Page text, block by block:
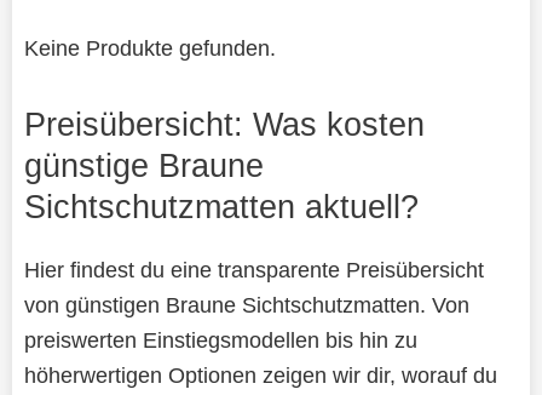
Keine Produkte gefunden.
Preisübersicht: Was kosten
günstige Braune
Sichtschutzmatten aktuell?
Hier findest du eine transparente Preisübersicht
von günstigen Braune Sichtschutzmatten. Von
preiswerten Einstiegsmodellen bis hin zu
höherwertigen Optionen zeigen wir dir, worauf du